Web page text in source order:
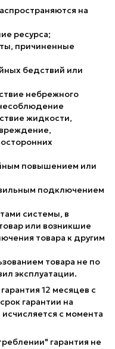
на
ресурса;
причиненные
бедствий или
небрежного
жидкости,
повышением или
подключением
системы, в
или возникшие
товара к другим
товара не по
эксплуатации.
12 месяцев с
гарантии на
с момента
гарантия не